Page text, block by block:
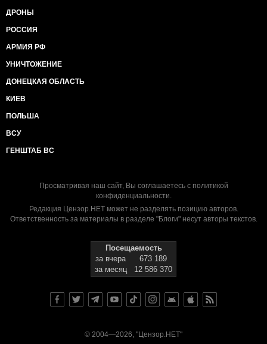
ДРОНЫ
РОССИЯ
АРМИЯ РФ
УНИЧТОЖЕНИЕ
ДОНЕЦКАЯ ОБЛАСТЬ
КИЕВ
ПОЛЬША
ВСУ
ГЕНШТАБ ВС
Просматривая наш сайт, Вы соглашаетесь с политикой
конфиденциальности.
Редакция Цензор.НЕТ может не разделять позицию авторов.
Ответственность за материалы в разделе "Блоги" несут авторы текстов.
Посещаемость
за вчера
673 189
за месяц
12 586 370
© 2004—2026, "Цензор.НЕТ"